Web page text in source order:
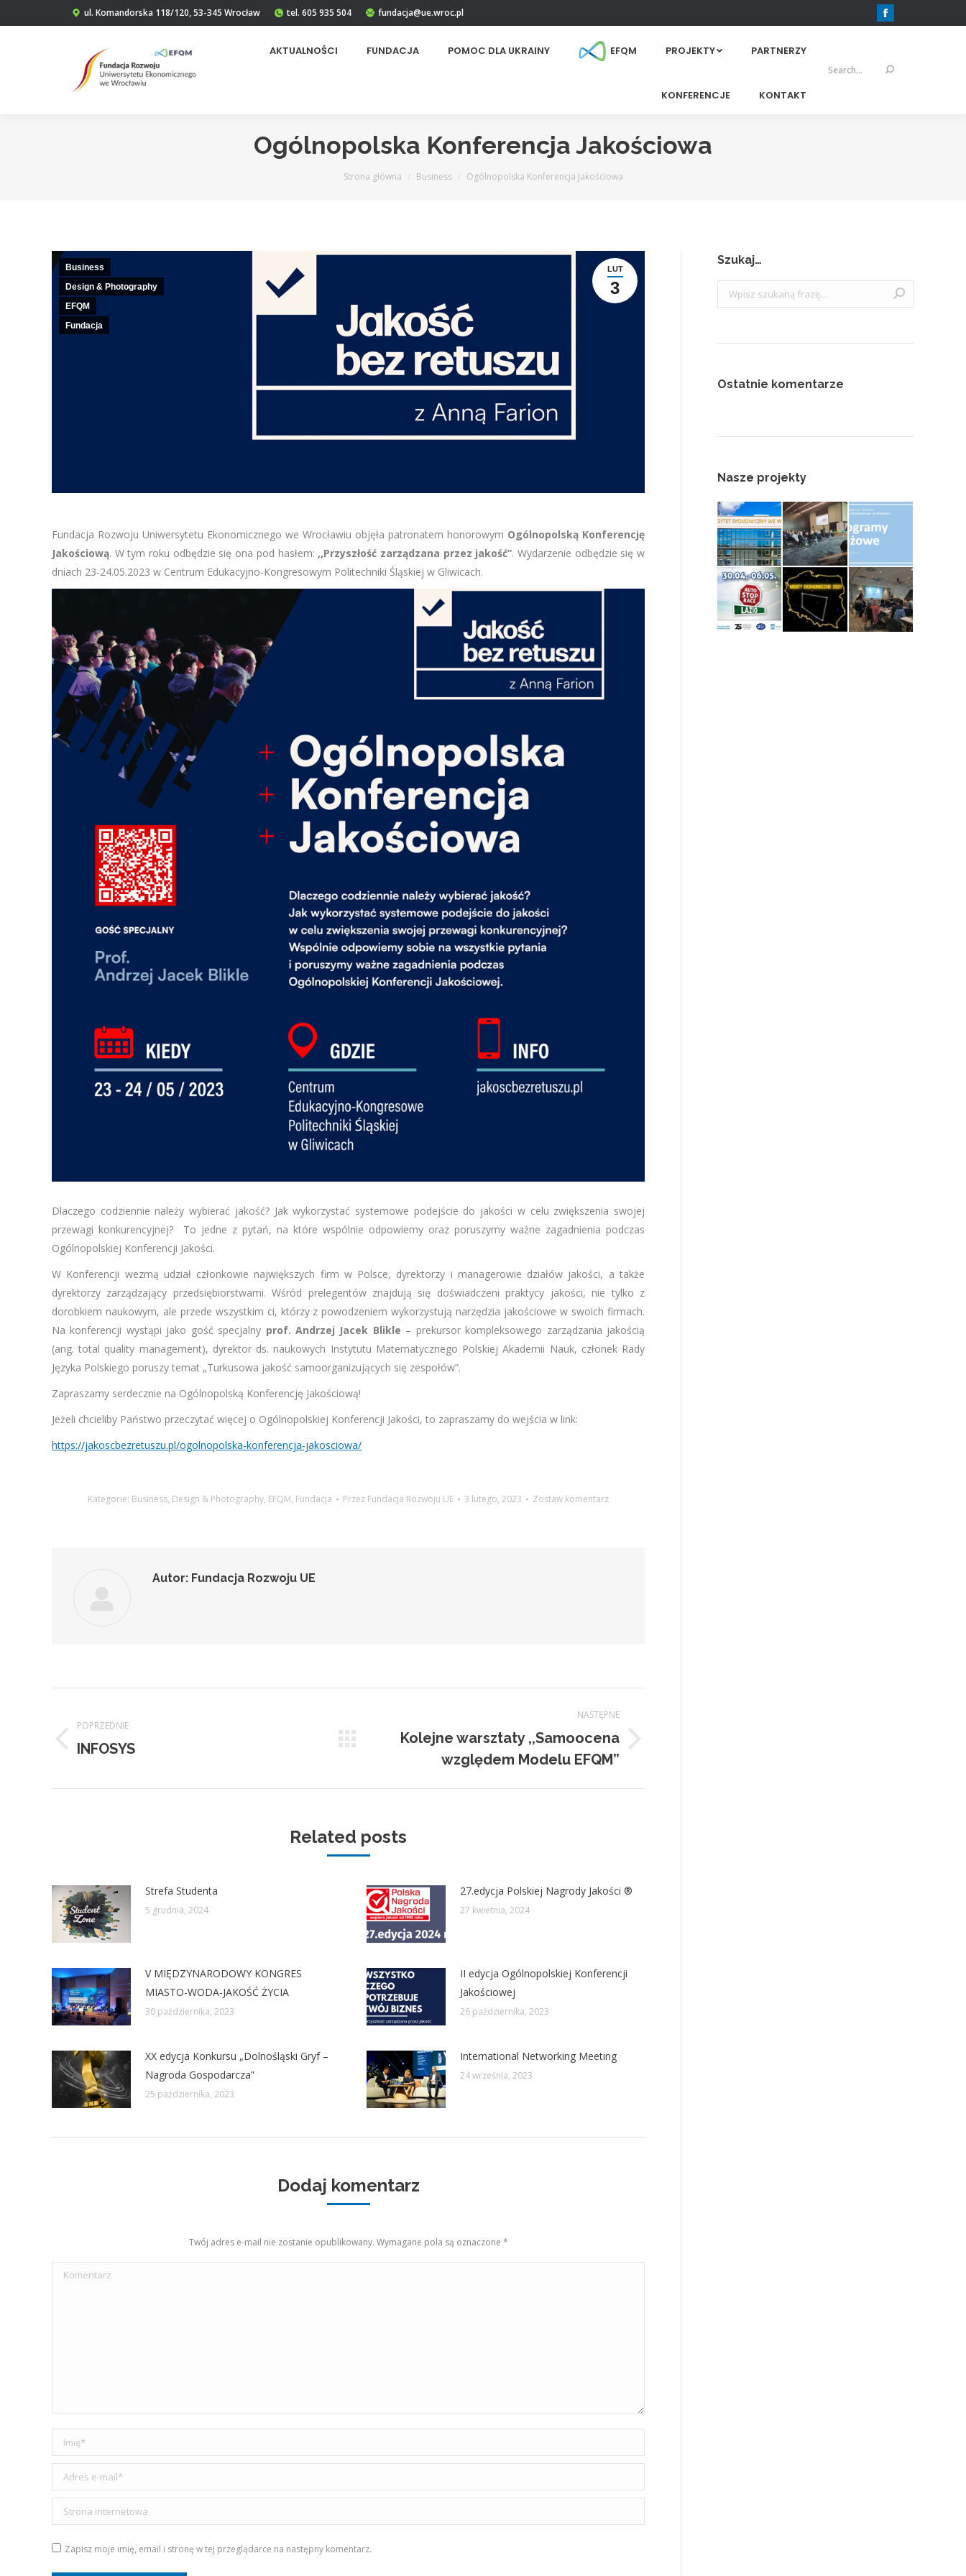
ul. Komandorska 118/120, 53-345 Wrocław tel. 605 935 504 fundacja@ue.wroc.pl
Facebook
AKTUALNOŚCI FUNDACJA POMOC DLA UKRAINY EFQM PROJEKTY PARTNERZY
KONFERENCJE KONTAKT
Szukaj:
Ogólnopolska Konferencja Jakościowa
Jesteś tutaj:
Strona główna Business Ogólnopolska Konferencja Jakościowa
LUT
3
Business
Design & Photography
EFQM
Fundacja
Fundacja Rozwoju Uniwersytetu Ekonomicznego we Wrocławiu objęła patronatem honorowym Ogólnopolską Konferencję
Jakościową. W tym roku odbędzie się ona pod hasłem: ,,Przyszłość zarządzana przez jakość”. Wydarzenie odbędzie się w
dniach 23-24.05.2023 w Centrum Edukacyjno-Kongresowym Politechniki Śląskiej w Gliwicach.
Dlaczego codziennie należy wybierać jakość? Jak wykorzystać systemowe podejście do jakości w celu zwiększenia swojej
przewagi konkurencyjnej? To jedne z pytań, na które wspólnie odpowiemy oraz poruszymy ważne zagadnienia podczas
Ogólnopolskiej Konferencji Jakości.
W Konferencji wezmą udział członkowie największych firm w Polsce, dyrektorzy i managerowie działów jakości, a także
dyrektorzy zarządzający przedsiębiorstwami. Wśród prelegentów znajdują się doświadczeni praktycy jakości, nie tylko z
dorobkiem naukowym, ale przede wszystkim ci, którzy z powodzeniem wykorzystują narzędzia jakościowe w swoich firmach.
Na konferencji wystąpi jako gość specjalny prof. Andrzej Jacek Blikle – prekursor kompleksowego zarządzania jakością
(ang. total quality management), dyrektor ds. naukowych Instytutu Matematycznego Polskiej Akademii Nauk, członek Rady
Języka Polskiego poruszy temat „Turkusowa jakość samoorganizujących się zespołów”.
Zapraszamy serdecznie na Ogólnopolską Konferencję Jakościową!
Jeżeli chcieliby Państwo przeczytać więcej o Ogólnopolskiej Konferencji Jakości, to zapraszamy do wejścia w link:
https://jakoscbezretuszu.pl/ogolnopolska-konferencja-jakosciowa/
Kategorie: Business, Design & Photography, EFQM, Fundacja Przez Fundacja Rozwoju UE 3 lutego, 2023 Zostaw komentarz
Autor: Fundacja Rozwoju UE
wpisów
POPRZEDNIE
Poprzedni
INFOSYS
NASTĘPNE
Następny
Kolejne warsztaty ,,Samoocena
względem Modelu EFQM”
Related posts
Strefa Studenta
5 grudnia, 2024
27.edycja Polskiej Nagrody Jakości ®
27 kwietnia, 2024
V MIĘDZYNARODOWY KONGRES
MIASTO-WODA-JAKOŚĆ ŻYCIA
30 października, 2023
II edycja Ogólnopolskiej Konferencji
Jakościowej
26 października, 2023
XX edycja Konkursu „Dolnośląski Gryf –
Nagroda Gospodarcza”
25 października, 2023
International Networking Meeting
24 września, 2023
Dodaj komentarz
Twój adres e-mail nie zostanie opublikowany. Wymagane pola są oznaczone *
Komentarz
Imię *
Adres e-mail *
Strona internetowa
Zapisz moje imię, email i stronę w tej przeglądarce na następny komentarz.
Szukaj…
Szukaj:
Ostatnie komentarze
Nasze projekty